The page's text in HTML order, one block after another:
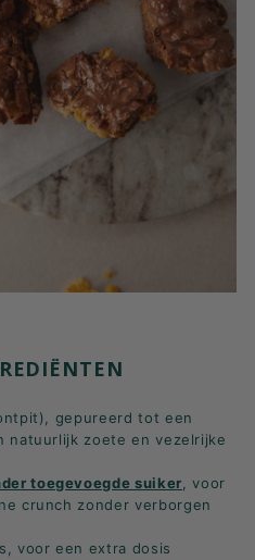
gepureerd tot een
natuurlijk zoete en vezelrijke
toegevoegde suiker , voor
crunch zonder verborgen
voor een extra dosis